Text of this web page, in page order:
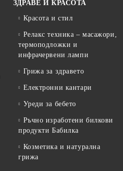
ЗДРАВЕ И КРАСОТА
Красота и стил
Релакс техника – масажори,
термоподложки и
инфрачервени лампи
Грижа за здравето
Електронни кантари
Уреди за бебето
Ръчно изработени билкови
продукти Бабилка
Козметика и натурална
грижа